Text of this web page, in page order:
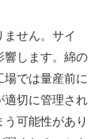
ません。サイ
響します。綿の
では量産前に
適切に管理され
可能性があり